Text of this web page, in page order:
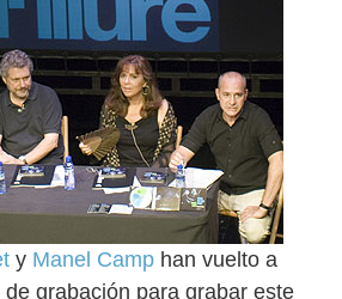
y Manel Camp han vuelto a
grabación para grabar este